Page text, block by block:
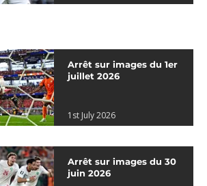
Arrêt sur images du 1er
juillet 2026
1st July 2026
Arrêt sur images du 30
juin 2026